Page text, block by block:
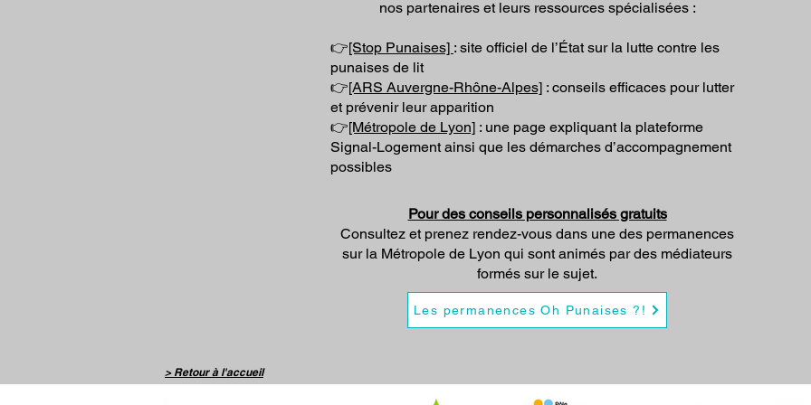
nos partenaires et leurs ressources spécialisées :
👉[Stop Punaises] : site officiel de l’État sur la lutte contre les
punaises de lit
👉[ARS Auvergne-Rhône-Alpes] : conseils efficaces pour lutter
et prévenir leur apparition
👉[Métropole de Lyon] : une page expliquant la plateforme
Signal-Logement ainsi que les démarches d’accompagnement
possibles
Pour des conseils personnalisés gratuits
Consultez et prenez rendez-vous dans une des permanences
sur la Métropole de Lyon qui sont animés par des médiateurs
formés sur le sujet.
Les permanences Oh Punaises ?!
> Retour à l'accueil